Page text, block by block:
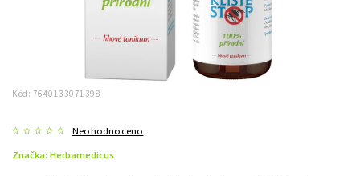
Kód: 7640133071398
Neohodnoceno
Značka: Herbamedicus